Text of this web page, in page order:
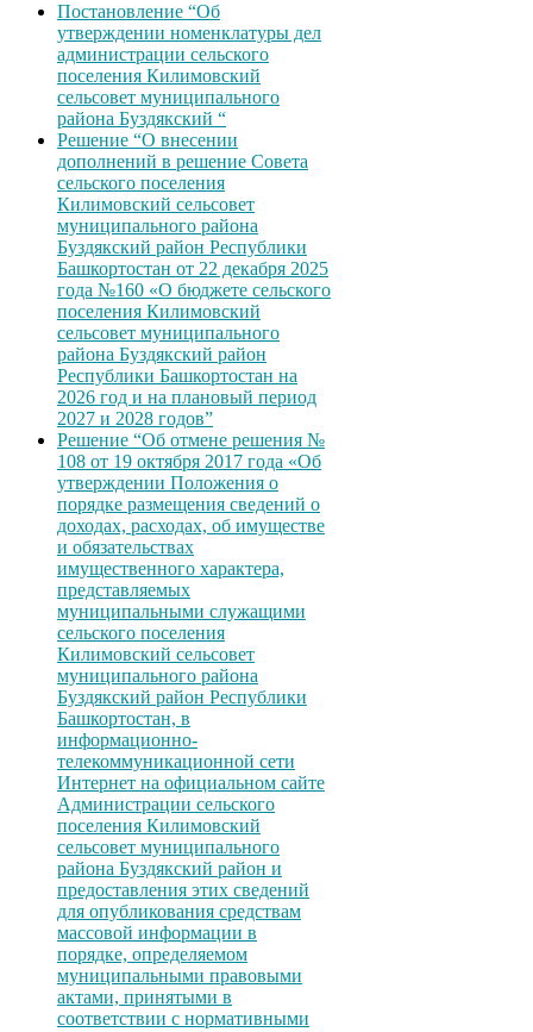
Постановление “Об
утверждении номенклатуры дел
администрации сельского
поселения Килимовский
сельсовет муниципального
района Буздякский “
Решение “О внесении
дополнений в решение Совета
сельского поселения
Килимовский сельсовет
муниципального района
Буздякский район Республики
Башкортостан от 22 декабря 2025
года №160 «О бюджете сельского
поселения Килимовский
сельсовет муниципального
района Буздякский район
Республики Башкортостан на
2026 год и на плановый период
2027 и 2028 годов”
Решение “Об отмене решения №
108 от 19 октября 2017 года «Об
утверждении Положения о
порядке размещения сведений о
доходах, расходах, об имуществе
и обязательствах
имущественного характера,
представляемых
муниципальными служащими
сельского поселения
Килимовский сельсовет
муниципального района
Буздякский район Республики
Башкортостан, в
информационно-
телекоммуникационной сети
Интернет на официальном сайте
Администрации сельского
поселения Килимовский
сельсовет муниципального
района Буздякский район и
предоставления этих сведений
для опубликования средствам
массовой информации в
порядке, определяемом
муниципальными правовыми
актами, принятыми в
соответствии с нормативными